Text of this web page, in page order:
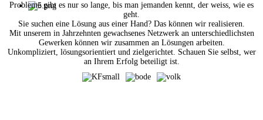
Probleme gibt es nur so lange, bis man jemanden kennt, der weiss, wie es
geht.
Sie suchen eine Lösung aus einer Hand? Das können wir realisieren.
Mit unserem in Jahrzehnten gewachsenes Netzwerk an unterschiedlichsten
Gewerken können wir zusammen an Lösungen arbeiten.
Unkompliziert, lösungsorientiert und zielgerichtet. Schauen Sie selbst, wer
an Ihrem Erfolg beteiligt ist.